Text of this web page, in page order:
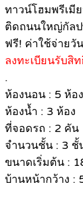
ทาวน์โฮมพรีเมี
ติดถนนใหญ่กัลป
ฟรี! ค่าใช้จ่ายวั
ลงทะเบียนรับสิ
.
ห้องนอน : 5 ห้อง
ห้องน้ำ : 3 ห้อง
ที่จอดรถ : 2 คัน
จำนวนชั้น : 3 ชั้
ขนาดเริ่มต้น :
บ้านหน้ากว้าง :